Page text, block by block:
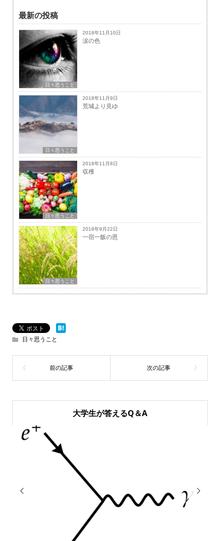
最新の投稿
日々思うこと
2018年11月10日
涙の色
日々思うこと
2018年11月9日
荒城より見ゆ
日々思うこと
2018年11月8日
収穫
日々思うこと
2018年9月22日
一宿一飯の恩
日々思うこと
大学生が答えるQ＆A
 